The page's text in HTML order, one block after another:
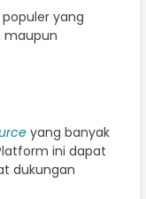
yang
maupun
yang banyak
ini dapat
dukungan